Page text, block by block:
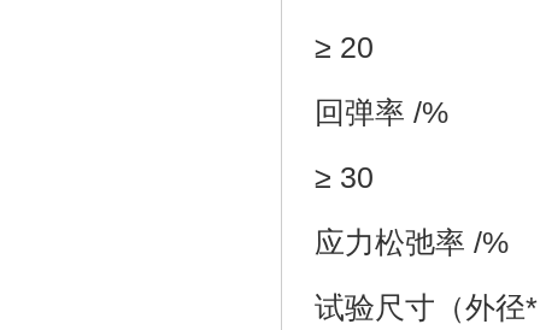
≥ 20
回弹率 /%
≥ 30
应力松弛率 /%
试验尺寸（外径